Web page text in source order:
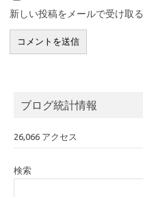
新しい投稿をメールで受け取る
ブログ統計情報
26,066 アクセス
検索